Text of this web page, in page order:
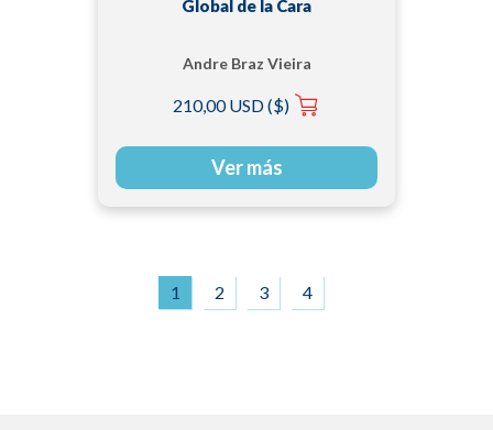
Global de la Cara
Andre Braz Vieira
210,00 USD ($)
Ver más
1 2 3 4